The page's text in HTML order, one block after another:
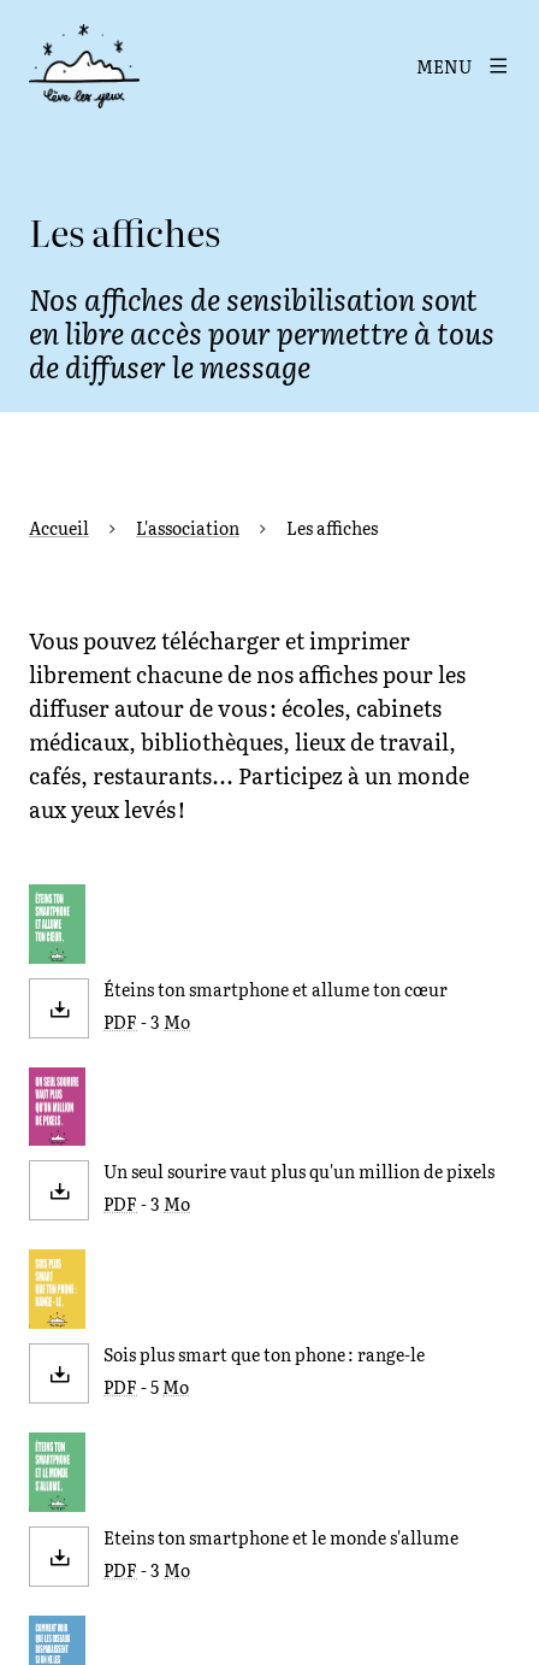
MENU
Les affiches
Nos affiches de sensibilisation sont
en libre accès pour permettre à tous
de diffuser le message
Accueil L'association Les affiches
Vous pouvez télécharger et imprimer
librement chacune de nos affiches pour les
diffuser autour de vous : écoles, cabinets
médicaux, bibliothèques, lieux de travail,
cafés, restaurants... Participez à un monde
aux yeux levés !
Éteins ton smartphone et allume ton cœur
PDF - 3 Mo
Un seul sourire vaut plus qu'un million de pixels
PDF - 3 Mo
Sois plus smart que ton phone : range-le
PDF - 5 Mo
Eteins ton smartphone et le monde s'allume
PDF - 3 Mo